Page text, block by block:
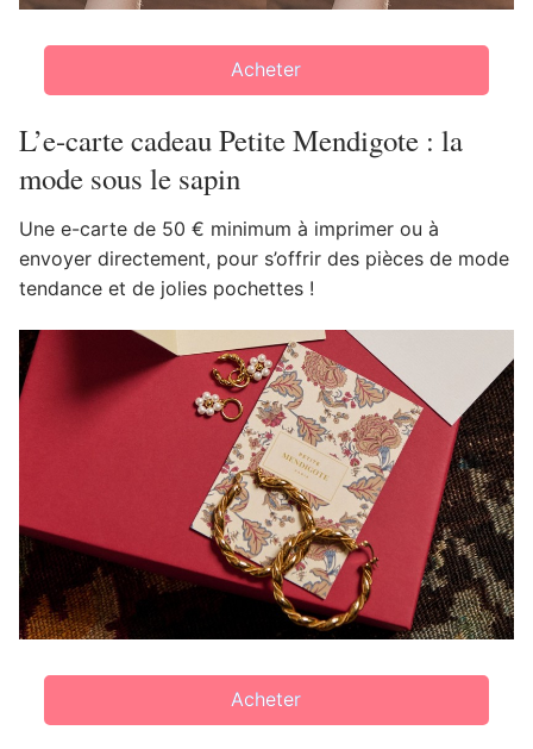
Acheter
L’e-carte cadeau Petite Mendigote : la
mode sous le sapin
Une e-carte de 50 € minimum à imprimer ou à
envoyer directement, pour s’offrir des pièces de mode
tendance et de jolies pochettes !
Acheter